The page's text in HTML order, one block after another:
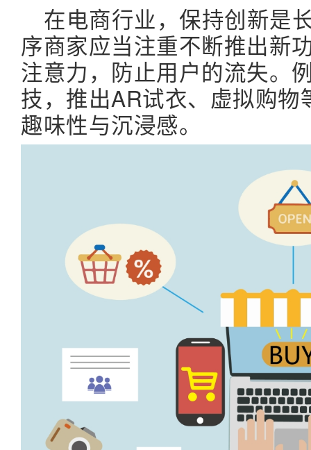
在电商行业，保持创新是
序商家应当注重不断推出新
注意力，防止用户的流失。
技，推出AR试衣、虚拟购
趣味性与沉浸感。